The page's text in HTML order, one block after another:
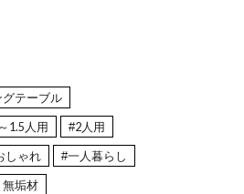
グテーブル
1.5人用 #2人用
しゃれ #一人暮らし
無垢材